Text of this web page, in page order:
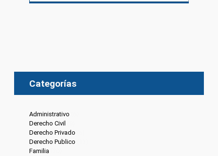
Categorías
Administrativo
Derecho Civil
Derecho Privado
Derecho Publico
Familia